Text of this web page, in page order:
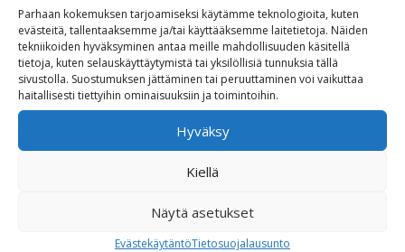
Parhaan kokemuksen tarjoamiseksi käytämme teknologioita, kuten
evästeitä, tallentaaksemme ja/tai käyttääksemme laitetietoja. Näiden
tekniikoiden hyväksyminen antaa meille mahdollisuuden käsitellä
tietoja, kuten selauskäyttäytymistä tai yksilöllisiä tunnuksia tällä
sivustolla. Suostumuksen jättäminen tai peruuttaminen voi vaikuttaa
haitallisesti tiettyihin ominaisuuksiin ja toimintoihin.
Hyväksy
Kiellä
Näytä asetukset
EvästekäytäntöTietosuojalausunto
QUICK-LOCK GPS Mount